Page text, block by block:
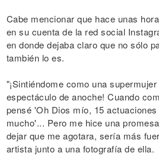
Cabe mencionar que hace unas
en su cuenta de la red social
en donde dejaba claro que no sólo
también lo es.
"¡Sintiéndome como una
espectáculo de anoche! Cuando
pensé 'Oh Dios mío, 15
mucho'... Pero me hice una
dejar que me agotara, sería más
artista junto a una fotografía de ella.